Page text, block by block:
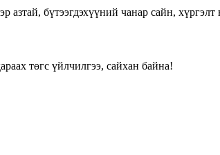
бүтээгдэхүүний чанар сайн,
төгс үйлчилгээ, сайхан байна!